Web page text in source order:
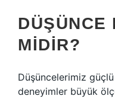
DÜŞÜNCE
MIDIR?
Düşüncelerimiz
deneyimler büyük